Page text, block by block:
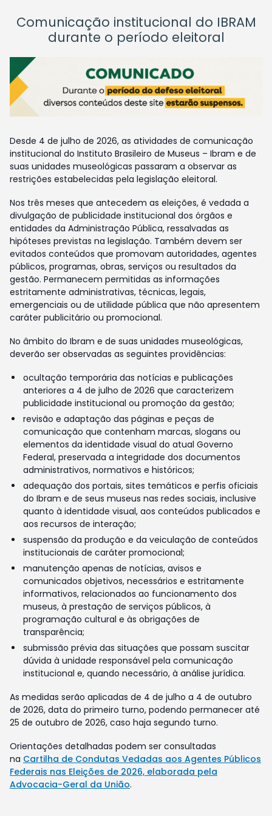
Comunicação institucional do IBRAM
durante o período eleitoral
Desde 4 de julho de 2026, as atividades de comunicação
institucional do Instituto Brasileiro de Museus – Ibram e de
suas unidades museológicas passaram a observar as
restrições estabelecidas pela legislação eleitoral.
Nos três meses que antecedem as eleições, é vedada a
divulgação de publicidade institucional dos órgãos e
entidades da Administração Pública, ressalvadas as
hipóteses previstas na legislação. Também devem ser
evitados conteúdos que promovam autoridades, agentes
públicos, programas, obras, serviços ou resultados da
gestão. Permanecem permitidas as informações
estritamente administrativas, técnicas, legais,
emergenciais ou de utilidade pública que não apresentem
caráter publicitário ou promocional.
No âmbito do Ibram e de suas unidades museológicas,
deverão ser observadas as seguintes providências:
ocultação temporária das notícias e publicações
anteriores a 4 de julho de 2026 que caracterizem
publicidade institucional ou promoção da gestão;
revisão e adaptação das páginas e peças de
comunicação que contenham marcas, slogans ou
elementos da identidade visual do atual Governo
Federal, preservada a integridade dos documentos
administrativos, normativos e históricos;
adequação dos portais, sites temáticos e perfis oficiais
do Ibram e de seus museus nas redes sociais, inclusive
quanto à identidade visual, aos conteúdos publicados e
aos recursos de interação;
suspensão da produção e da veiculação de conteúdos
institucionais de caráter promocional;
manutenção apenas de notícias, avisos e
comunicados objetivos, necessários e estritamente
informativos, relacionados ao funcionamento dos
museus, à prestação de serviços públicos, à
programação cultural e às obrigações de
transparência;
submissão prévia das situações que possam suscitar
dúvida à unidade responsável pela comunicação
institucional e, quando necessário, à análise jurídica.
As medidas serão aplicadas de 4 de julho a 4 de outubro
de 2026, data do primeiro turno, podendo permanecer até
25 de outubro de 2026, caso haja segundo turno.
Orientações detalhadas podem ser consultadas
na Cartilha de Condutas Vedadas aos Agentes Públicos
Federais nas Eleições de 2026, elaborada pela
Advocacia-Geral da União.